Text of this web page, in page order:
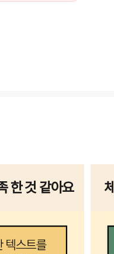
한 것 같아요